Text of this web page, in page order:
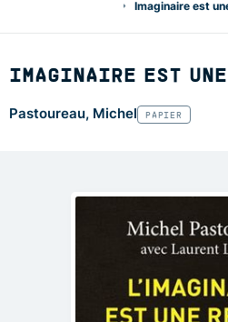
Imaginaire est
IMAGINAIRE EST
Pastoureau, Michel PAPIER